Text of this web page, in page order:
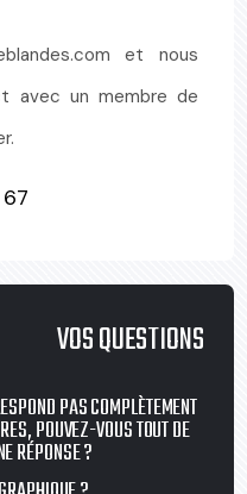
et nous
avec un membre de
VOS QUESTIONS
PAS COMPLÈTEMENT
POUVEZ-VOUS TOUT DE
RÉPONSE ?